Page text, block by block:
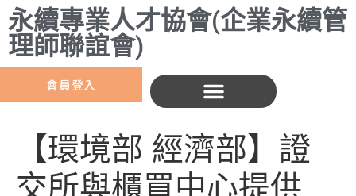
永續專業人才協會(企業永續管
理師聯誼會)
會員登入
【環境部 經濟部】證
交所與櫃買中心提供